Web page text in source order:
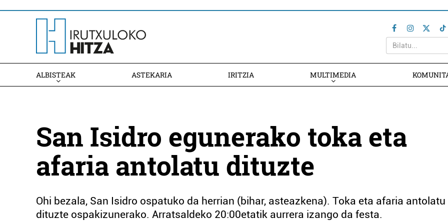
ALBISTEAK ASTEKARIA IRITZIA MULTIMEDIA
San Isidro egunerako toka eta
afaria antolatu dituzte
Ohi bezala, San Isidro ospatuko da herrian (bihar, asteazkena). Toka eta afaria antolatu
dituzte ospakizunerako. Arratsaldeko 20:00etatik aurrera izango da festa.